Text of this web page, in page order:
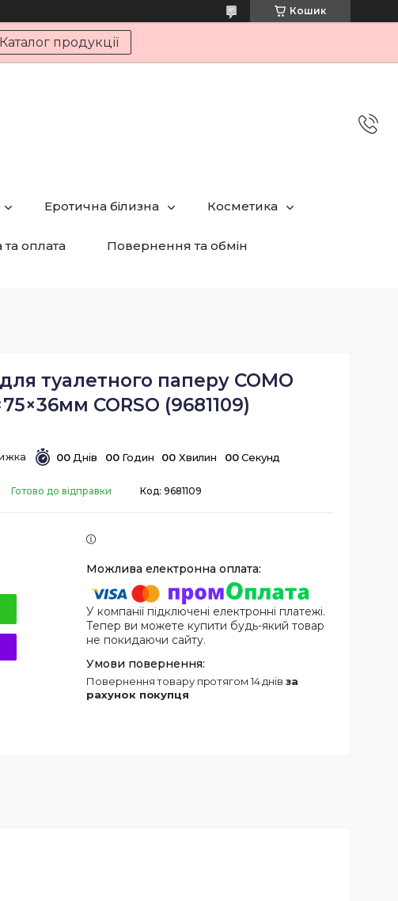
Кошик
Каталог продукції
Еротична білизна Косметика
та оплата Повернення та обмін
туалетного паперу COMO
CORSO (9681109)
00 Днів 00 Годин 00 Хвилин 00 Секунд
Готово до відправки Код: 9681109
У компанії підключені електронні платежі.
Тепер ви можете купити будь-який товар
не покидаючи сайту.
повернення товару протягом 14 днів за
рахунок покупця